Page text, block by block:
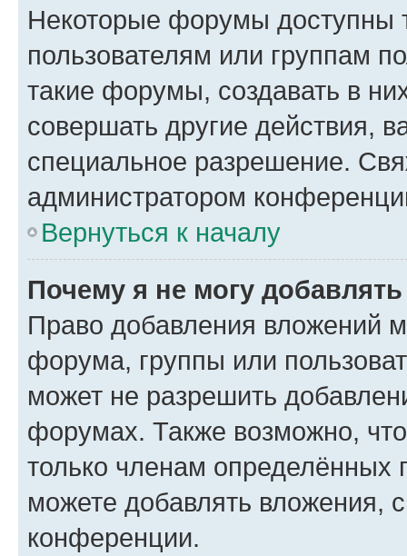
Некоторые форумы доступны
пользователям или группам
такие форумы, создавать в
совершать другие действия,
специальное разрешение.
администратором
Вернуться к началу
Почему я не могу
Право добавления вложений
форума, группы или
может не разрешить
форумах. Также возможно,
только членам определённых
можете добавлять вложения,
конференции.